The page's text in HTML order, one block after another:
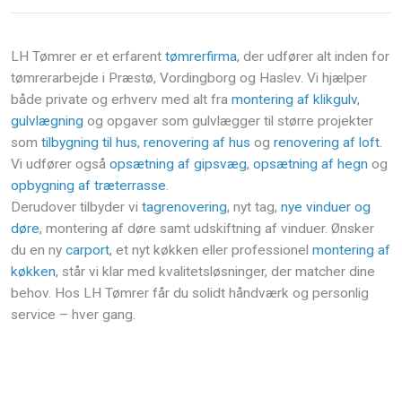
​LH Tømrer er et erfarent tømrerfirma, der udfører alt inden for
tømrerarbejde i Præstø, Vordingborg og Haslev. Vi hjælper
både private og erhverv med alt fra montering af klikgulv,
gulvlægning og opgaver som gulvlægger til større projekter
som tilbygning til hus, renovering af hus og renovering af loft.
Vi udfører også opsætning af gipsvæg, opsætning af hegn og
opbygning af træterrasse.
Derudover tilbyder vi tagrenovering, nyt tag, nye vinduer og
døre, montering af døre samt udskiftning af vinduer. Ønsker
du en ny carport, et nyt køkken eller professionel montering af
køkken, står vi klar med kvalitetsløsninger, der matcher dine
behov. Hos LH Tømrer får du solidt håndværk og personlig
service – hver gang.